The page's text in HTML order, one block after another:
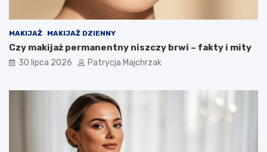
MAKIJAŻ MAKIJAŻ DZIENNY
Czy makijaż permanentny niszczy brwi – fakty i mity
30 lipca 2026 Patrycja Majchrzak